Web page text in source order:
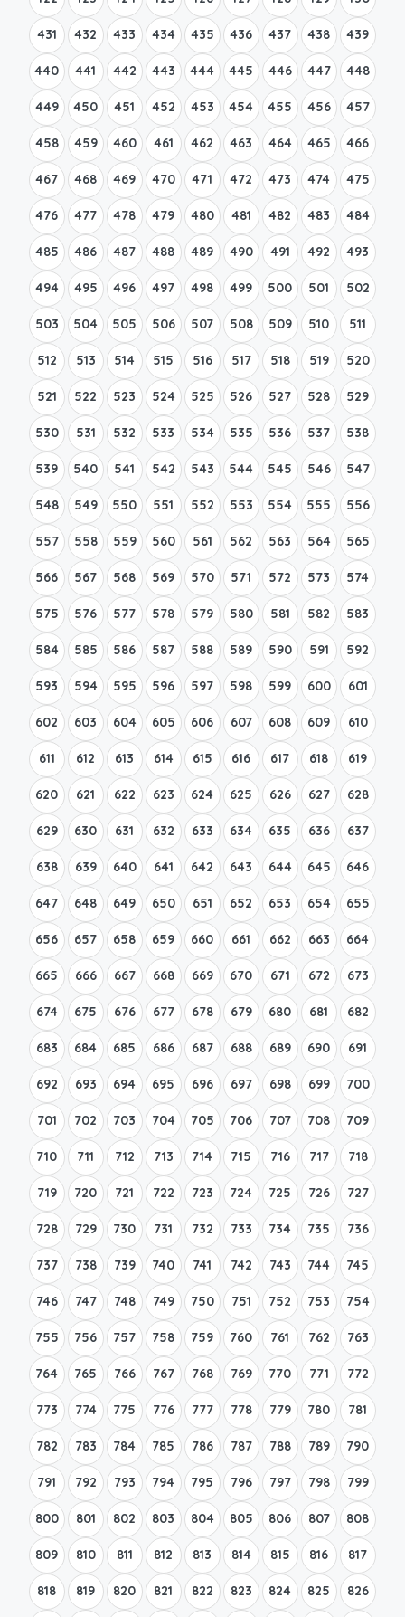
431 432 433 434 435 436 437 438 439
440 441 442 443 444 445 446 447 448
449 450 451 452 453 454 455 456 457
458 459 460 461 462 463 464 465 466
467 468 469 470 471 472 473 474 475
476 477 478 479 480 481 482 483 484
485 486 487 488 489 490 491 492 493
494 495 496 497 498 499 500 501 502
503 504 505 506 507 508 509 510 511
512 513 514 515 516 517 518 519 520
521 522 523 524 525 526 527 528 529
530 531 532 533 534 535 536 537 538
539 540 541 542 543 544 545 546 547
548 549 550 551 552 553 554 555 556
557 558 559 560 561 562 563 564 565
566 567 568 569 570 571 572 573 574
575 576 577 578 579 580 581 582 583
584 585 586 587 588 589 590 591 592
593 594 595 596 597 598 599 600 601
602 603 604 605 606 607 608 609 610
611 612 613 614 615 616 617 618 619
620 621 622 623 624 625 626 627 628
629 630 631 632 633 634 635 636 637
638 639 640 641 642 643 644 645 646
647 648 649 650 651 652 653 654 655
656 657 658 659 660 661 662 663 664
665 666 667 668 669 670 671 672 673
674 675 676 677 678 679 680 681 682
683 684 685 686 687 688 689 690 691
692 693 694 695 696 697 698 699 700
701 702 703 704 705 706 707 708 709
710 711 712 713 714 715 716 717 718
719 720 721 722 723 724 725 726 727
728 729 730 731 732 733 734 735 736
737 738 739 740 741 742 743 744 745
746 747 748 749 750 751 752 753 754
755 756 757 758 759 760 761 762 763
764 765 766 767 768 769 770 771 772
773 774 775 776 777 778 779 780 781
782 783 784 785 786 787 788 789 790
791 792 793 794 795 796 797 798 799
800 801 802 803 804 805 806 807 808
809 810 811 812 813 814 815 816 817
818 819 820 821 822 823 824 825 826